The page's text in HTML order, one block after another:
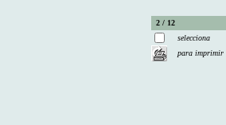
2 / 12
selecciona
para imprimir